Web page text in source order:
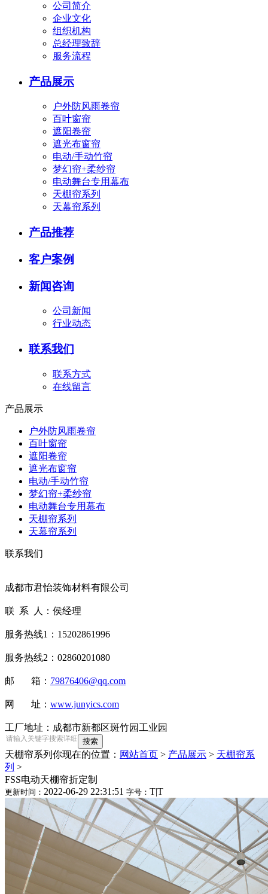
公司简介
企业文化
组织机构
总经理致辞
服务流程
产品展示
户外防风雨卷帘
百叶窗帘
遮阳卷帘
遮光布窗帘
电动/手动竹帘
梦幻帘+柔纱帘
电动舞台专用幕布
天棚帘系列
天幕帘系列
产品推荐
客户案例
新闻咨询
公司新闻
行业动态
联系我们
联系方式
在线留言
产品展示
户外防风雨卷帘
百叶窗帘
遮阳卷帘
遮光布窗帘
电动/手动竹帘
梦幻帘+柔纱帘
电动舞台专用幕布
天棚帘系列
天幕帘系列
联系我们
成都市君怡装饰材料有限公司
联 系 人：侯经理
服务热线1：15202861996
服务热线2：02860201080
邮 箱： 79876406@qq.com
网 址： www.junyics.com
工厂地址：成都市新都区斑竹园工业园
天棚帘系列 你现在的位置： 网站首页 > 产品展示 > 天棚帘系
列 >
FSS电动天棚帘折定制
更新时间： 2022-06-29 22:31:51 字号： T|T